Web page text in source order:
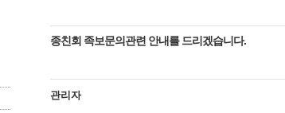
종친회 족보문의관련 안내를 드리겠습니다.
관리자